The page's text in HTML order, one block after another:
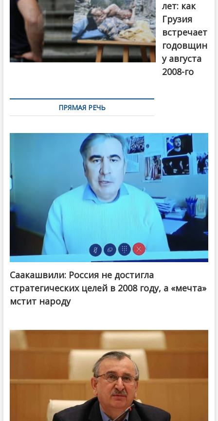
лет: как
Грузия
встречает
годовщин
у августа
2008-го
ПРЯМАЯ РЕЧЬ
Саакашвили: Россия не достигла
стратегических целей в 2008 году, а «мечта»
мстит народу